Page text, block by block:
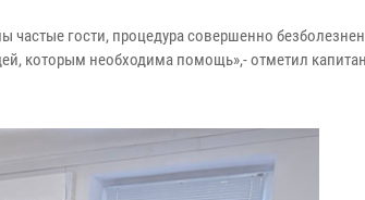
частые гости, процедура совершенно
которым необходима помощь»,- отметил